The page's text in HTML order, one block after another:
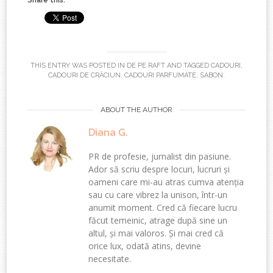
THIS ENTRY WAS POSTED IN DE PE RAFT AND TAGGED CADOURI ,
CADOURI DE CRĂCIUN , CADOURI PARFUMATE, SABON .
ABOUT THE AUTHOR
Diana G.
PR de profesie, jurnalist din pasiune.
Ador să scriu despre locuri, lucruri și
oameni care mi-au atras cumva atenția
sau cu care vibrez la unison, într-un
anumit moment. Cred că fiecare lucru
făcut temeinic, atrage după sine un
altul, și mai valoros. Și mai cred că
orice lux, odată atins, devine
necesitate.